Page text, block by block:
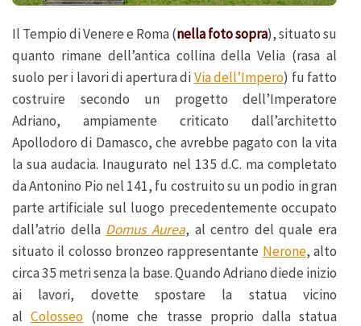
Il Tempio di Venere e Roma (nella foto sopra), situato su
quanto rimane dell’antica collina della Velia (rasa al
suolo per i lavori di apertura diVia dell’Impero) fu fatto
costruire secondo un progetto dell’Imperatore
Adriano, ampiamente criticato dall’architetto
Apollodoro di Damasco, che avrebbe pagato con la vita
la sua audacia. Inaugurato nel 135 d.C. ma completato
da Antonino Pio nel 141, fu costruito su un podio in gran
parte artificiale sul luogo precedentemente occupato
dall’atrio della Domus Aurea, al centro del quale era
situato il colosso bronzeo rappresentante Nerone, alto
circa 35 metri senza la base. Quando Adriano diede inizio
ai lavori, dovette spostare la statua vicino
alColosseo (nome che trasse proprio dalla statua